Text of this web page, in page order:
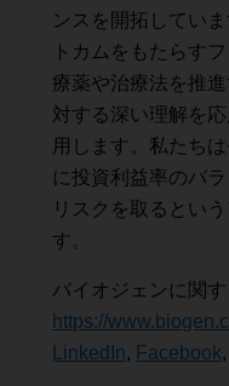
ンスを開拓してい
トカムをもたらす
療薬や治療法を推
対する深い理解を
用します。私たち
に投資利益率のバ
リスクを取るとい
す。
バイオジェンに関
https://
LinkedIn, Facebook,